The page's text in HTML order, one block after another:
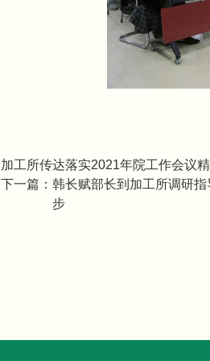
加工所传达落实2021年院工作会议
下一篇： 韩长赋部长到加工所调研
步